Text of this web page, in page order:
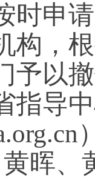
时申
构，
予以
指导
晖、